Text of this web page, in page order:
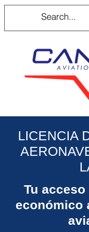
LICENCIA
Tu
económico